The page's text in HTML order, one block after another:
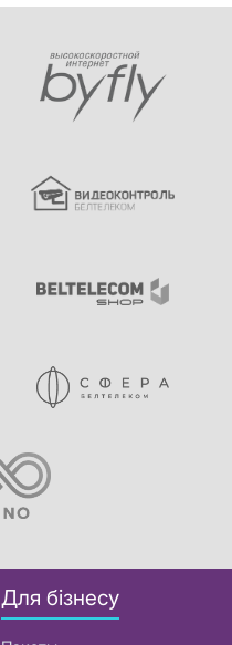
Для бізнесу